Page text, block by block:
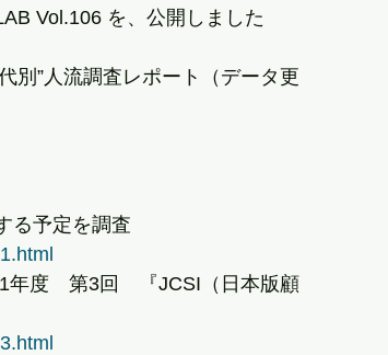
Vol.106 を、公開しました
別”人流調査レポート（データ更
る予定を調査
年度　第3回　『JCSI（日本版顧